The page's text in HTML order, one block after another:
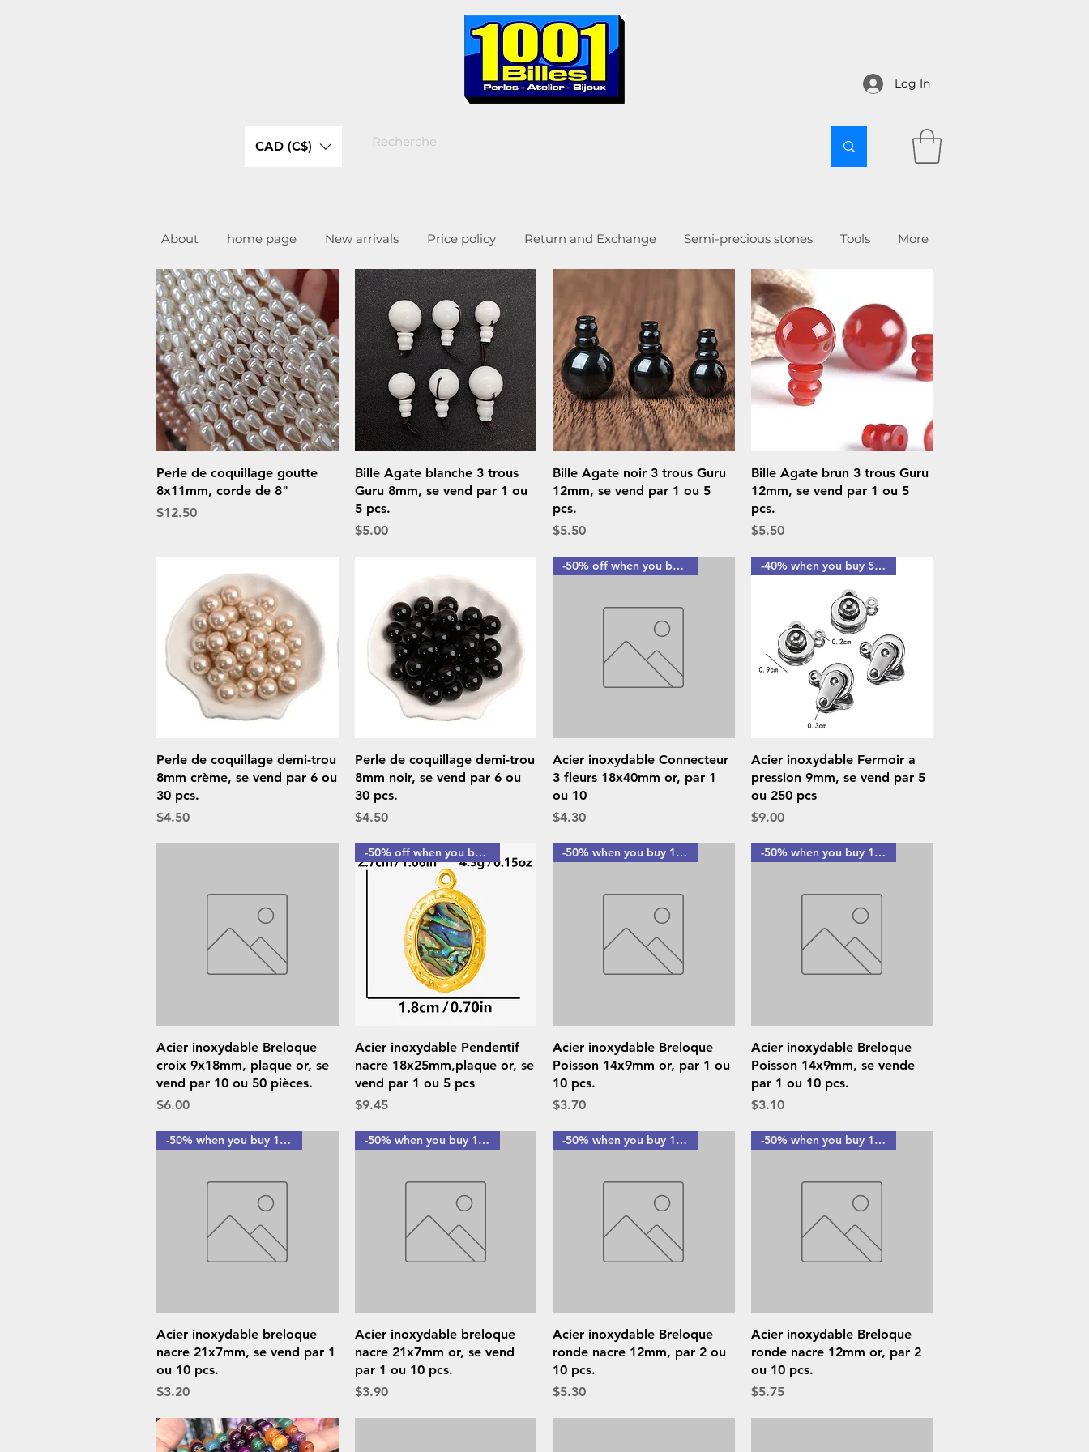
Log In
CAD (C$)
About home page New arrivals Price policy Return and Exchange Semi-precious stones Tools More
Quick View
Perle de coquillage goutte
8x11mm, corde de 8"
Price
$12.50
Quick View
Bille Agate blanche 3 trous
Guru 8mm, se vend par 1 ou
5 pcs.
Price
$5.00
Quick View
Bille Agate noir 3 trous Guru
12mm, se vend par 1 ou 5
pcs.
Price
$5.50
Quick View
Bille Agate brun 3 trous Guru
12mm, se vend par 1 ou 5
pcs.
Price
$5.50
Quick View
Perle de coquillage demi-trou
8mm crème, se vend par 6 ou
30 pcs.
Price
$4.50
Quick View
Perle de coquillage demi-trou
8mm noir, se vend par 6 ou
30 pcs.
Price
$4.50
Quick View
-50% off when you buy 10 or more pieces
Acier inoxydable Connecteur
3 fleurs 18x40mm or, par 1
ou 10
Price
$4.30
Quick View
-40% when you buy 5 bags
Acier inoxydable Fermoir a
pression 9mm, se vend par 5
ou 250 pcs
Price
$9.00
Quick View
Acier inoxydable Breloque
croix 9x18mm, plaque or, se
vend par 10 ou 50 pièces.
Price
$6.00
Quick View
-50% off when you buy 10 or more pieces
Acier inoxydable Pendentif
nacre 18x25mm,plaque or, se
vend par 1 ou 5 pcs
Price
$9.45
Quick View
-50% when you buy 10 pcs
Acier inoxydable Breloque
Poisson 14x9mm or, par 1 ou
10 pcs.
Price
$3.70
Quick View
-50% when you buy 10 pcs
Acier inoxydable Breloque
Poisson 14x9mm, se vende
par 1 ou 10 pcs.
Price
$3.10
Quick View
-50% when you buy 10 pcs
Acier inoxydable breloque
nacre 21x7mm, se vend par 1
ou 10 pcs.
Price
$3.20
Quick View
-50% when you buy 10 pcs
Acier inoxydable breloque
nacre 21x7mm or, se vend
par 1 ou 10 pcs.
Price
$3.90
Quick View
-50% when you buy 10 pcs
Acier inoxydable Breloque
ronde nacre 12mm, par 2 ou
10 pcs.
Price
$5.30
Quick View
-50% when you buy 10 pcs
Acier inoxydable Breloque
ronde nacre 12mm or, par 2
ou 10 pcs.
Price
$5.75